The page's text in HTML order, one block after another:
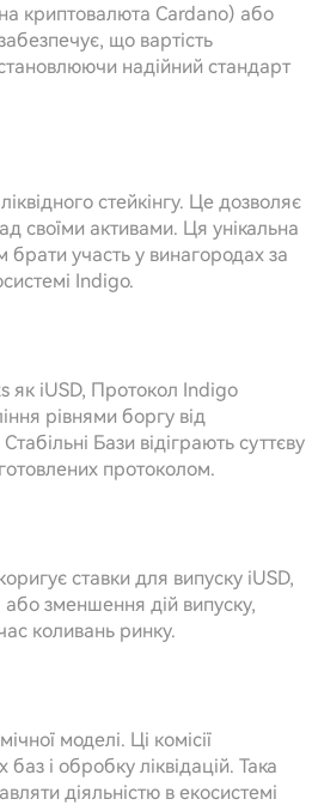
криптовалюта Cardano) або
що вартість
надійний стандарт
стейкінгу. Це дозволяє
своїми активами. Ця унікальна
участь у винагородах за
Indigo.
як iUSD, Протокол Indigo
рівнями боргу від
Бази відіграють суттєву
протоколом.
ставки для випуску iUSD,
зменшення дій випуску,
коливань ринку.
моделі. Ці комісії
і обробку ліквідацій. Така
діяльністю в екосистемі